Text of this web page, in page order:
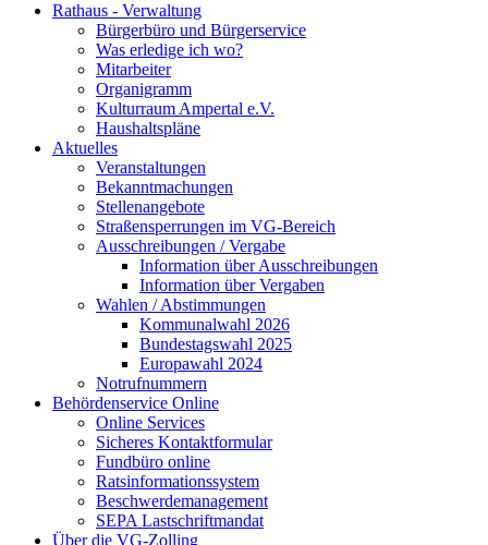
Rathaus - Verwaltung
Bürgerbüro und Bürgerservice
Was erledige ich wo?
Mitarbeiter
Organigramm
Kulturraum Ampertal e.V.
Haushaltspläne
Aktuelles
Veranstaltungen
Bekanntmachungen
Stellenangebote
Straßensperrungen im VG-Bereich
Ausschreibungen / Vergabe
Information über Ausschreibungen
Information über Vergaben
Wahlen / Abstimmungen
Kommunalwahl 2026
Bundestagswahl 2025
Europawahl 2024
Notrufnummern
Behördenservice Online
Online Services
Sicheres Kontaktformular
Fundbüro online
Ratsinformationssystem
Beschwerdemanagement
SEPA Lastschriftmandat
Über die VG-Zolling